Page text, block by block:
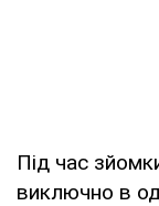
Під час
виключно в